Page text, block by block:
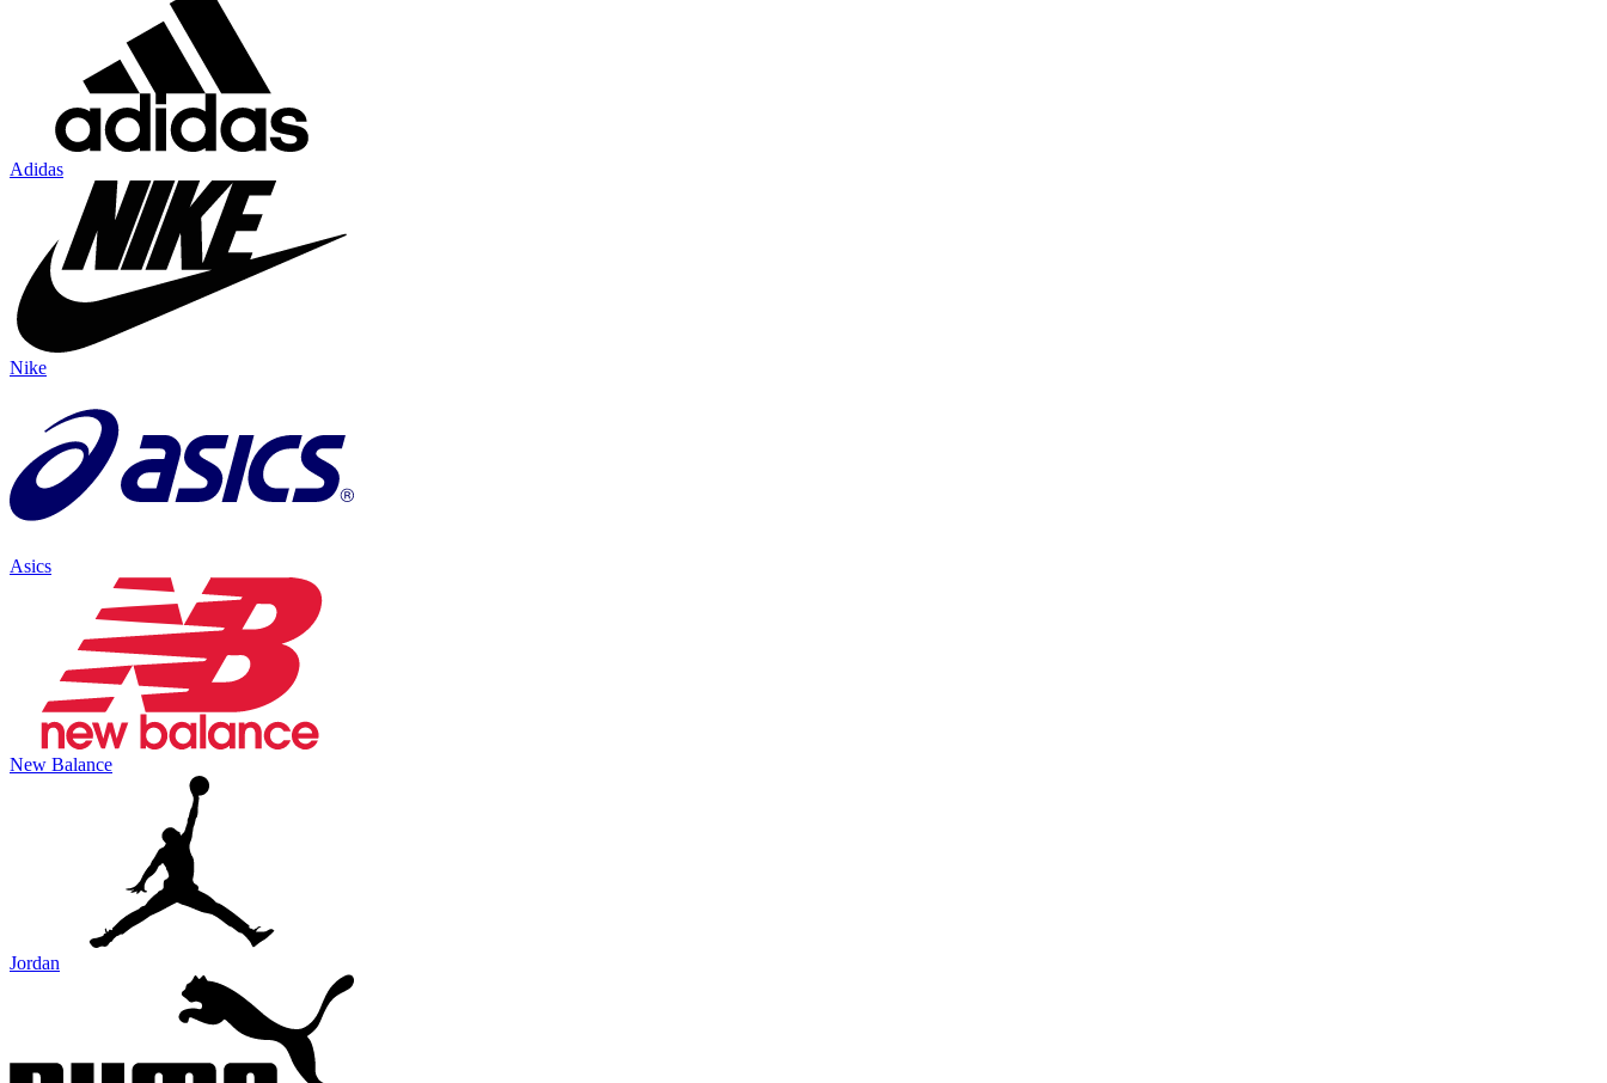
Adidas
Nike
Asics
New Balance
Jordan